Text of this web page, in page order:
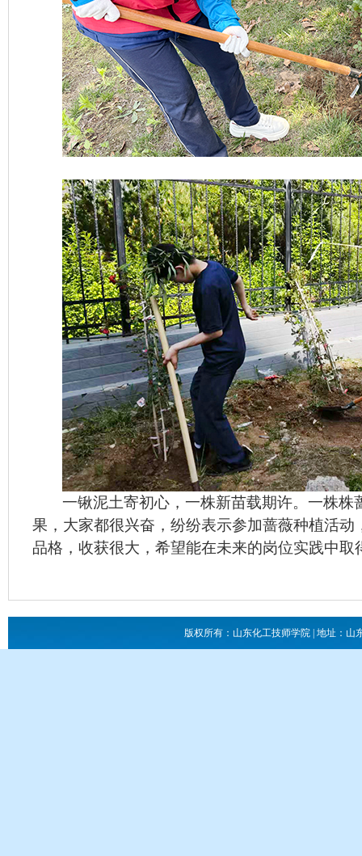
一锹泥土寄初心，一株新苗载期许。一株株
果，大家都很兴奋，纷纷表示参加蔷薇种植活
品格，收获很大，希望能在未来的岗位实践中
版权所有：山东化工技师学院 | 地址：山